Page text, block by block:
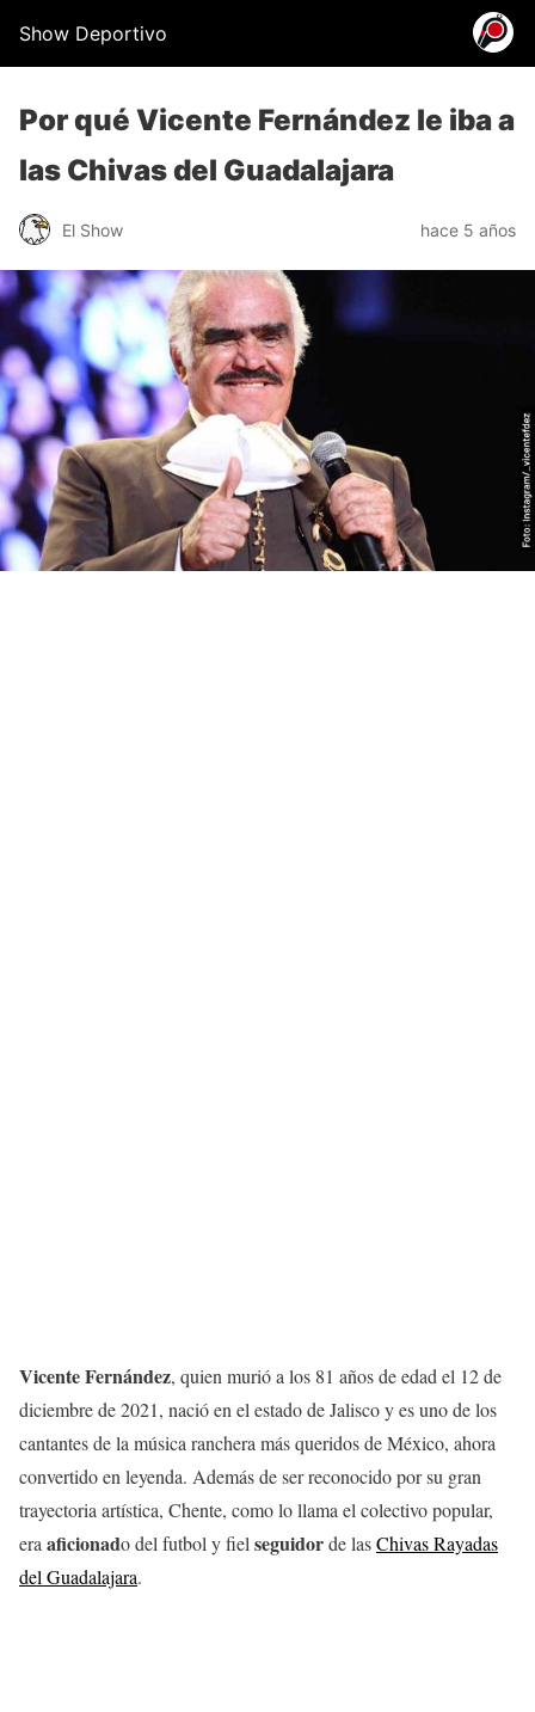
Show Deportivo
Por qué Vicente Fernández le iba a
las Chivas del Guadalajara
El Show hace 5 años
Vicente Fernández, quien murió a los 81 años de edad el 12 de
diciembre de 2021, nació en el estado de Jalisco y es uno de los
cantantes de la música ranchera más queridos de México, ahora
convertido en leyenda. Además de ser reconocido por su gran
trayectoria artística, Chente, como lo llama el colectivo popular,
era aficionado del futbol y fiel seguidorde lasChivas Rayadas
del Guadalajara.